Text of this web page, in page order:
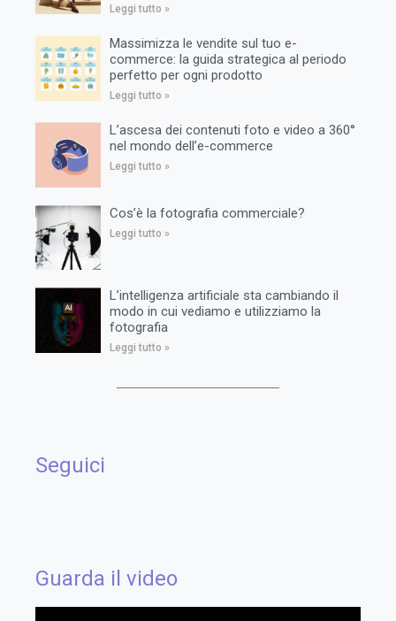
Leggi tutto »
Massimizza le vendite sul tuo e-
commerce: la guida strategica al periodo
perfetto per ogni prodotto
Leggi tutto »
L’ascesa dei contenuti foto e video a 360°
nel mondo dell’e-commerce
Leggi tutto »
Cos’è la fotografia commerciale?
Leggi tutto »
L’intelligenza artificiale sta cambiando il
modo in cui vediamo e utilizziamo la
fotografia
Leggi tutto »
Seguici
Guarda il video